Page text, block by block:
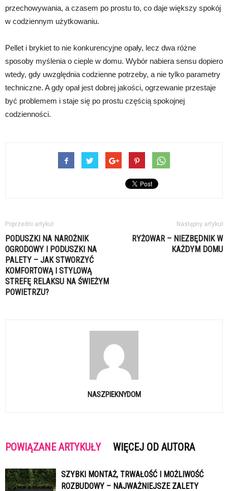
przechowywania, a czasem po prostu to, co daje większy spokój
w codziennym użytkowaniu.
Pellet i brykiet to nie konkurencyjne opały, lecz dwa różne
sposoby myślenia o cieple w domu. Wybór nabiera sensu dopiero
wtedy, gdy uwzględnia codzienne potrzeby, a nie tylko parametry
techniczne. A gdy opał jest dobrej jakości, ogrzewanie przestaje
być problemem i staje się po prostu częścią spokojnej
codzienności.
Poprzedni artykuł
PODUSZKI NA NAROŻNIK
OGRODOWY I PODUSZKI NA
PALETY – JAK STWORZYĆ
KOMFORTOWĄ I STYLOWĄ
STREFĘ RELAKSU NA ŚWIEŻYM
POWIETRZU?
Następny artykuł
RYŻOWAR – NIEZBĘDNIK W
KAŻDYM DOMU
NASZPIEKNYDOM
POWIĄZANE ARTYKUŁY WIĘCEJ OD AUTORA
SZYBKI MONTAŻ, TRWAŁOŚĆ I MOŻLIWOŚĆ
ROZBUDOWY – NAJWAŻNIEJSZE ZALETY